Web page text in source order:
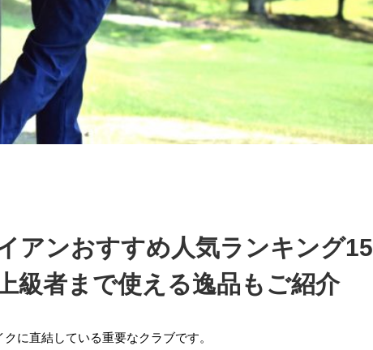
アンおすすめ人気ランキング15
級者まで使える逸品もご紹介
に直結している重要なクラブです。